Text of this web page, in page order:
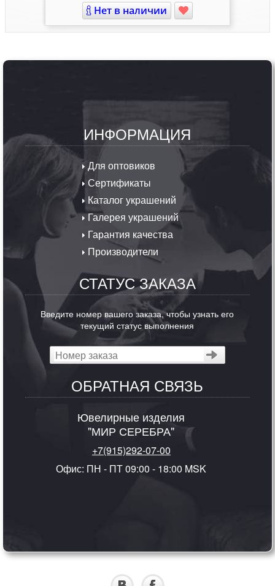
Нет в наличии
ИНФОРМАЦИЯ
Для оптовиков
Сертификаты
Каталог украшений
Галерея украшений
Гарантия качества
Производители
СТАТУС ЗАКАЗА
Введите номер вашего заказа, чтобы узнать его
текущий статус выполнения
ОБРАТНАЯ СВЯЗЬ
Ювелирные изделия
"МИР СЕРЕБРА"
+7(915)292-07-00
Офис: ПН - ПТ 09:00 - 18:00 MSK